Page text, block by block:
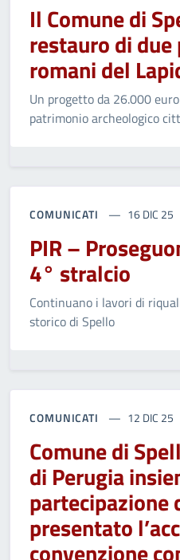
Il Comune di
restauro di
romani del
Un progetto da 26.000
patrimonio archeologico
COMUNICATI 16 DIC 25
PIR –
4° stralcio
Continuano i lavori di
storico di Spello
COMUNICATI 12 DIC 25
Comune di
di Perugia
partecipazione
presentato
convenzione